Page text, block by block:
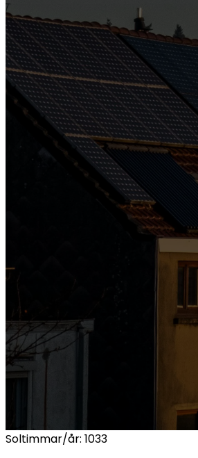
Soltimmar/år: 1033